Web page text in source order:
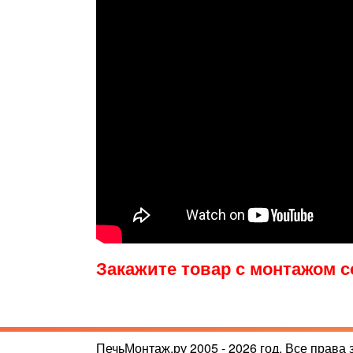
Закажите товар с монтажом
ПечьМонтаж.ру 2005 - 2026 год. Все